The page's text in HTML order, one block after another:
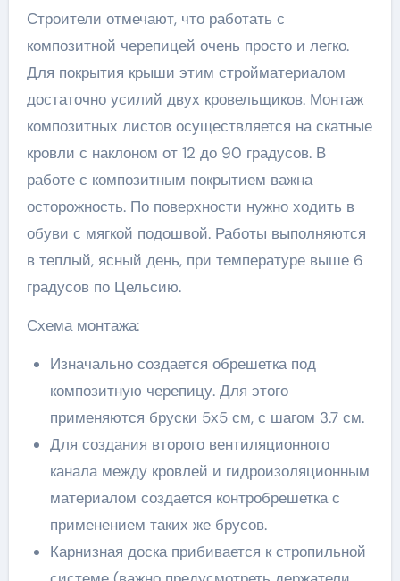
Строители отмечают, что работать с
композитной черепицей очень просто и легко.
Для покрытия крыши этим стройматериалом
достаточно усилий двух кровельщиков. Монтаж
композитных листов осуществляется на скатные
кровли с наклоном от 12 до 90 градусов. В
работе с композитным покрытием важна
осторожность. По поверхности нужно ходить в
обуви с мягкой подошвой. Работы выполняются
в теплый, ясный день, при температуре выше 6
градусов по Цельсию.
Схема монтажа:
Изначально создается обрешетка под
композитную черепицу. Для этого
применяются бруски 5х5 см, с шагом 3.7 см.
Для создания второго вентиляционного
канала между кровлей и гидроизоляционным
материалом создается контробрешетка с
применением таких же брусов.
Карнизная доска прибивается к стропильной